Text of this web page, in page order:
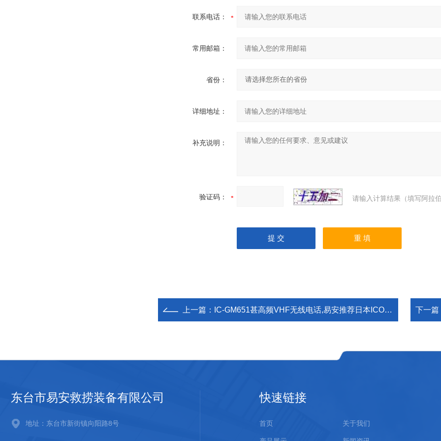
联系电话：
常用邮箱：
省份：
详细地址：
补充说明：
验证码： 请输入计算结果（填写阿拉
上一篇： IC-GM651甚高频VHF无线电话,易安推荐日本ICOM艾可慕台式对讲机 下一篇
东台市易安救捞装备有限公司
地址：东台市新街镇向阳路8号
快速链接
首页 关于我们